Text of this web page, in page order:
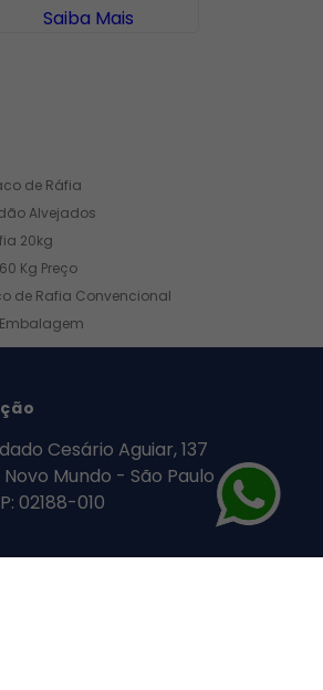
Saiba Mais
de Ráfia
Alvejados
20kg
Kg Preço
de Rafia Convencional
de Limpeza
Cesário Aguiar, 137
Mundo - São Paulo
02188-010